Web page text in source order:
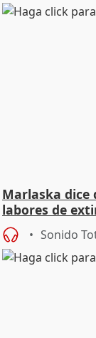
Marlaska dice
labores de
Sonido